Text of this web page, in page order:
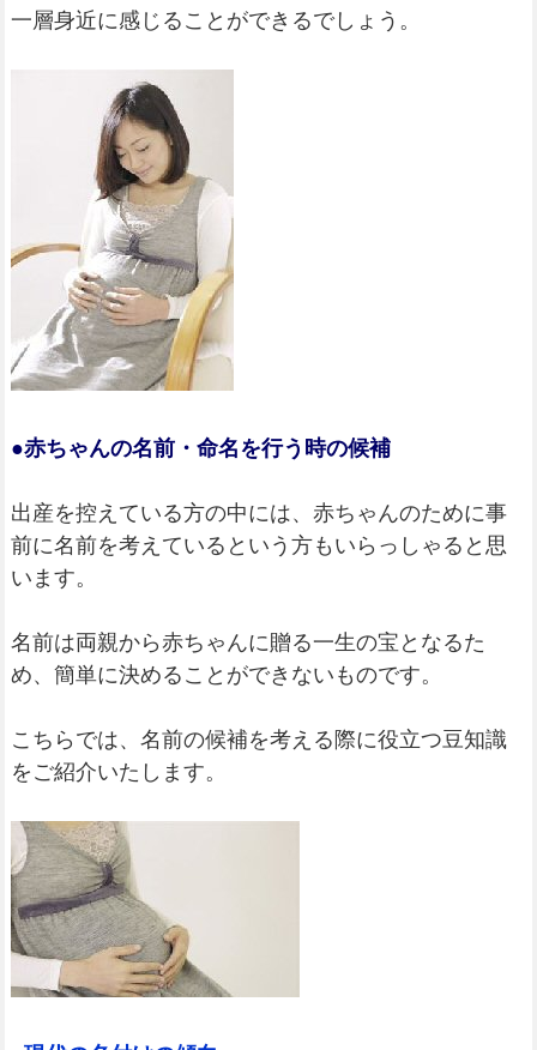
一層身近に感じることができるでしょう。
●赤ちゃんの名前・命名を行う時の候補
出産を控えている方の中には、赤ちゃんのために事
前に名前を考えているという方もいらっしゃると思
います。
名前は両親から赤ちゃんに贈る一生の宝となるた
め、簡単に決めることができないものです。
こちらでは、名前の候補を考える際に役立つ豆知識
をご紹介いたします。